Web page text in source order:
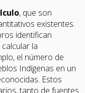
, que son
existentes.
identifican
la
el número de
Indígenas en un
Estos
tanto de fuentes